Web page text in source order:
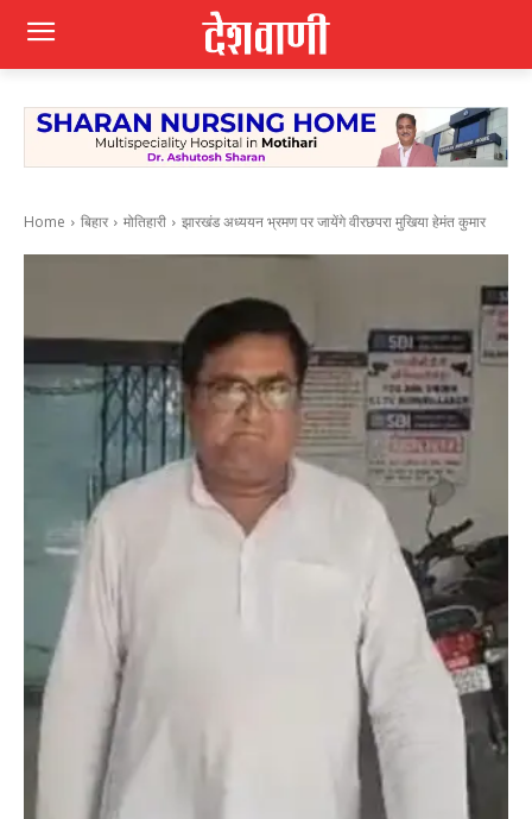
Home बिहार मोतिहारी झारखंड अध्ययन भ्रमण पर जायेंगे वीरछपरा मुखिया हेमंत कुमार